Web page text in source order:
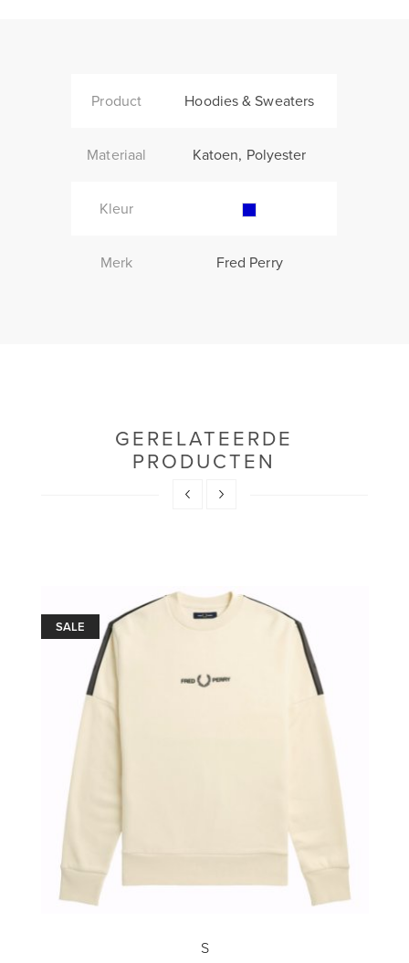
Product Hoodies & Sweaters
Materiaal Katoen, Polyester
Kleur
Merk Fred Perry
GERELATEERDE
PRODUCTEN
SALE
S